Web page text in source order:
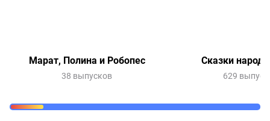
Марат, Полина и Робопес
38 выпусков
Сказки
629